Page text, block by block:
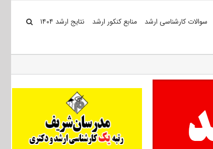
سوالات کارشناسی ارشد منابع کنکور ارشد نتایج ارشد ۱۴۰۴